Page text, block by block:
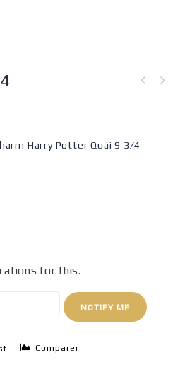
Harry Potter Quai 9 3/4
for this.
NOTIFY ME
Comparer